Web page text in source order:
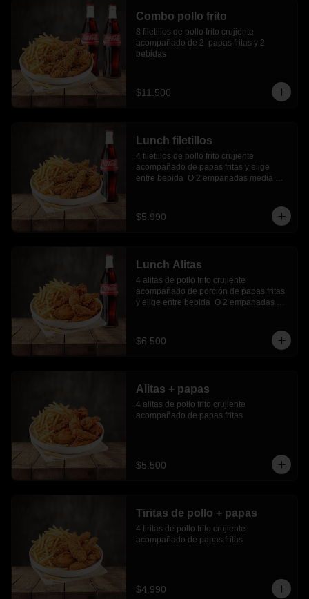
Combo pollo frito
8 filetillos de pollo frito crujiente
acompañado de 2  papas fritas y 2
bebidas
$11.500
Lunch filetillos
4 filetillos de pollo frito crujiente
acompañado de papas fritas y elige
entre bebida  O 2 empanadas media
$5.990
Lunch Alitas
4 alitas de pollo frito crujiente
acompañado de porción de papas fritas
y elige entre bebida  O 2 empanadas
$6.500
Alitas + papas
4 alitas de pollo frito crujiente
acompañado de papas fritas
$5.500
Tiritas de pollo + papas
4 tiritas de pollo frito crujiente
acompañado de papas fritas
$4.990